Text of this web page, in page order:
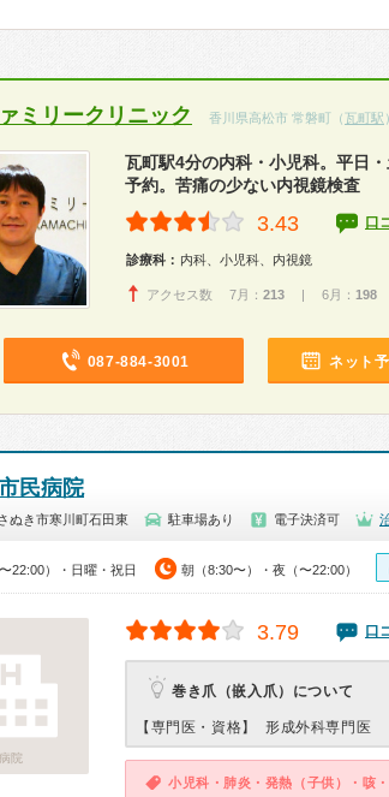
ミリークリニック 香川県高松市 常磐町（瓦町駅 ）
瓦町駅4分の内科・小児科。平日
予約。苦痛の少ない内視鏡検査
3.43 口
診療科： 内科、小児科、内視鏡
アクセス数 7月： 213 | 6月： 198
087-884-3001 ネット
民病院
ぬき市寒川町石田東 駐車場あり 電子決済可
22:00）・日曜・祝日 朝（8:30〜）・夜（〜22:00）
病院
3.79 口
巻き爪（嵌入爪）について
【専門医・資格】 形成外科専門医
小児科・肺炎・発熱（子供）・咳